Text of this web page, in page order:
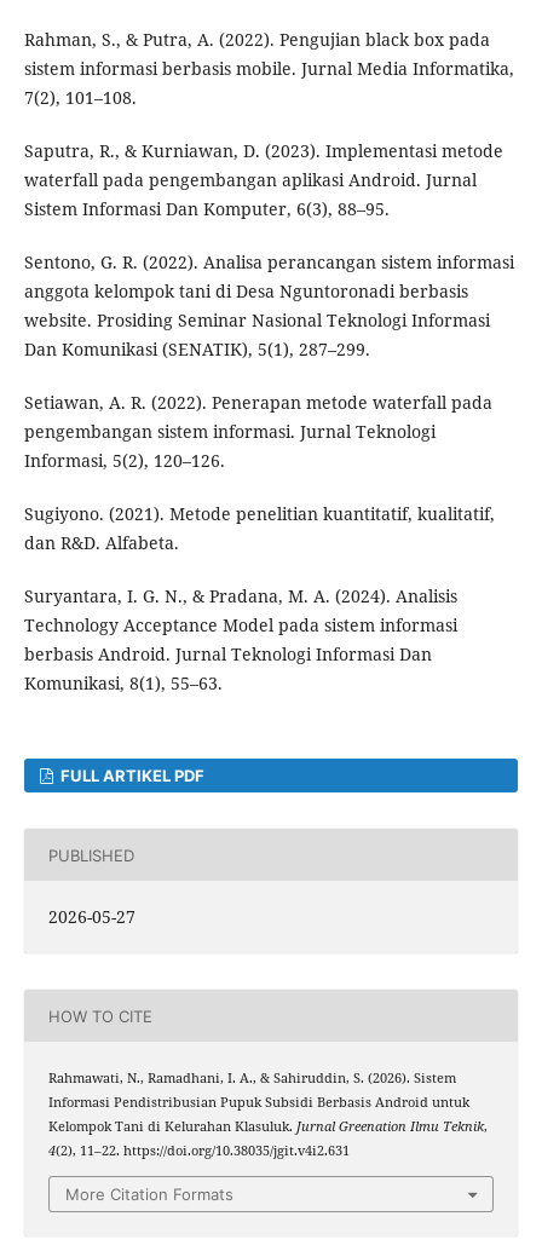
Rahman, S., & Putra, A. (2022). Pengujian black box pada
sistem informasi berbasis mobile. Jurnal Media Informatika,
7(2), 101–108.
Saputra, R., & Kurniawan, D. (2023). Implementasi metode
waterfall pada pengembangan aplikasi Android. Jurnal
Sistem Informasi Dan Komputer, 6(3), 88–95.
Sentono, G. R. (2022). Analisa perancangan sistem informasi
anggota kelompok tani di Desa Nguntoronadi berbasis
website. Prosiding Seminar Nasional Teknologi Informasi
Dan Komunikasi (SENATIK), 5(1), 287–299.
Setiawan, A. R. (2022). Penerapan metode waterfall pada
pengembangan sistem informasi. Jurnal Teknologi
Informasi, 5(2), 120–126.
Sugiyono. (2021). Metode penelitian kuantitatif, kualitatif,
dan R&D. Alfabeta.
Suryantara, I. G. N., & Pradana, M. A. (2024). Analisis
Technology Acceptance Model pada sistem informasi
berbasis Android. Jurnal Teknologi Informasi Dan
Komunikasi, 8(1), 55–63.
FULL ARTIKEL PDF
PUBLISHED
2026-05-27
HOW TO CITE
Rahmawati, N., Ramadhani, I. A., & Sahiruddin, S. (2026). Sistem
Informasi Pendistribusian Pupuk Subsidi Berbasis Android untuk
Kelompok Tani di Kelurahan Klasuluk. Jurnal Greenation Ilmu Teknik,
4(2), 11–22. https://doi.org/10.38035/jgit.v4i2.631
More Citation Formats